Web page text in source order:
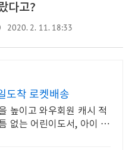
다고?
2020. 2. 11. 18:33
도착 로켓배송
높이고 와우회원 캐시 적
없는 어린이도서, 아이 상